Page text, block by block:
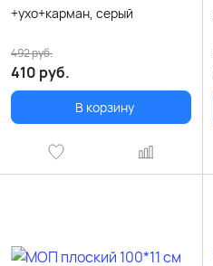
+ухо+карман, серый
410 руб.
492руб.
В корзину